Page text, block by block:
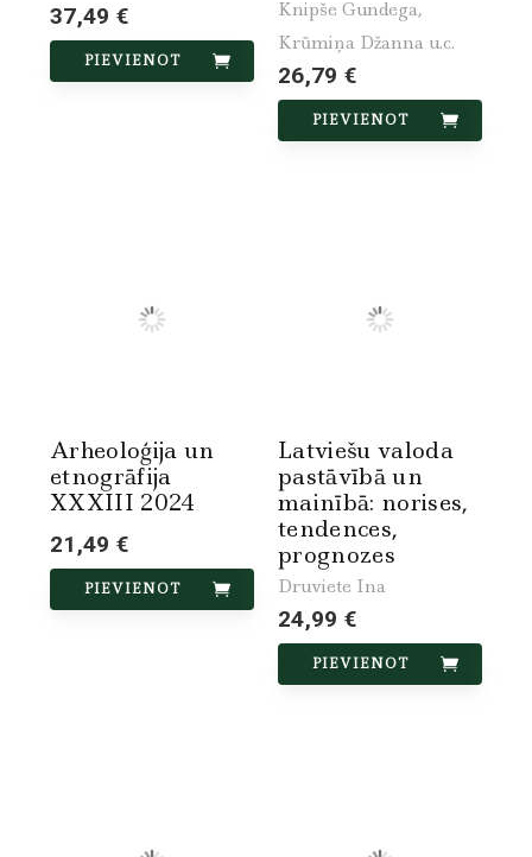
37,49 €
PIEVIENOT
Knipše Gundega,
Krūmiņa Džanna u.c.
26,79 €
PIEVIENOT
Arheoloģija un
etnogrāfija
XXXIII 2024
21,49 €
PIEVIENOT
Latviešu valoda
pastāvībā un
mainībā: norises,
tendences,
prognozes
Druviete Ina
24,99 €
PIEVIENOT